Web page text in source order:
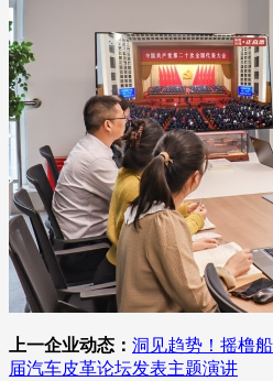
上一企业动态： 洞见趋势！摇橹
届汽车皮革论坛发表主题演讲